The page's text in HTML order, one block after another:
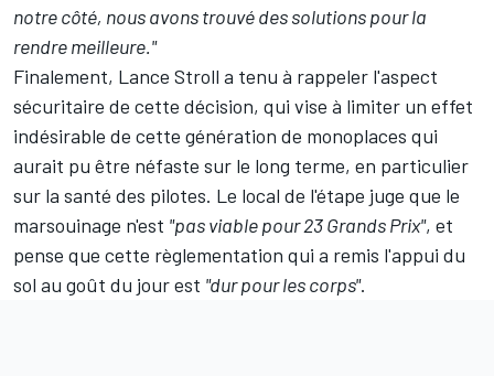
notre côté, nous avons trouvé des solutions pour la
rendre meilleure."
Finalement, Lance Stroll a tenu à rappeler l'aspect
sécuritaire de cette décision, qui vise à limiter un effet
indésirable de cette génération de monoplaces qui
aurait pu être néfaste sur le long terme, en particulier
sur la santé des pilotes. Le local de l'étape juge que le
marsouinage n'est "pas viable pour 23 Grands Prix", et
pense que cette règlementation qui a remis l'appui du
sol au goût du jour est "dur pour les corps".